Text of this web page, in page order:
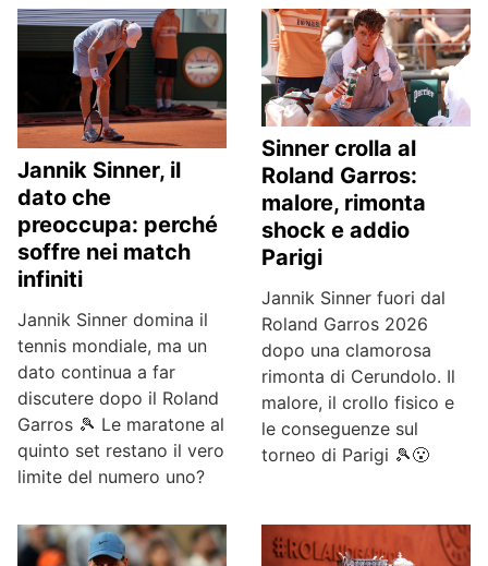
Jannik Sinner, il
dato che
preoccupa: perché
soffre nei match
infiniti
Jannik Sinner domina il
tennis mondiale, ma un
dato continua a far
discutere dopo il Roland
Garros 🎾 Le maratone al
quinto set restano il vero
limite del numero uno?
Sinner crolla al
Roland Garros:
malore, rimonta
shock e addio
Parigi
Jannik Sinner fuori dal
Roland Garros 2026
dopo una clamorosa
rimonta di Cerundolo. Il
malore, il crollo fisico e
le conseguenze sul
torneo di Parigi 🎾😮